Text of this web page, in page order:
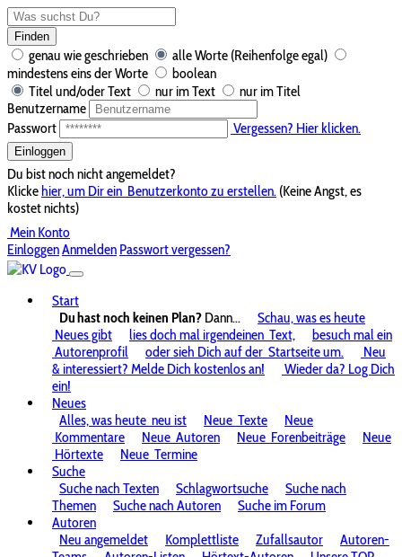
Finden
genau wie geschrieben
alle Worte (Reihenfolge egal)
mindestens eins der Worte
boolean
Titel und/oder Text
nur im Text
nur im Titel
Benutzername
Passwort
Vergessen? Hier klicken.
Einloggen
Du bist noch nicht angemeldet?
Klickehier, um Dir ein Benutzerkonto zu erstellen. (Keine Angst, es
kostet nichts)
Mein Konto
EinloggenAnmelden Passwort vergessen?
Start
Du hast noch keinen Plan? Dann...
Schau, was es heute
Neues gibt
lies doch mal irgendeinen Text,
besuch mal ein
Autorenprofil
oder sieh Dich auf der Startseite um.
Neu
& interessiert? Melde Dich kostenlos an!
Wieder da? Log Dich
ein!
Neues
Alles, was heute neu ist Neue Texte
Neue
Kommentare
Neue Autoren Neue Forenbeiträge
Neue
Hörtexte
Neue Termine
Suche
Suche nach Texten
Schlagwortsuche
Suche nach
Themen
Suche nach Autoren
Suche im Forum
Autoren
Neu angemeldet
Komplettliste Zufallsautor
Autoren-